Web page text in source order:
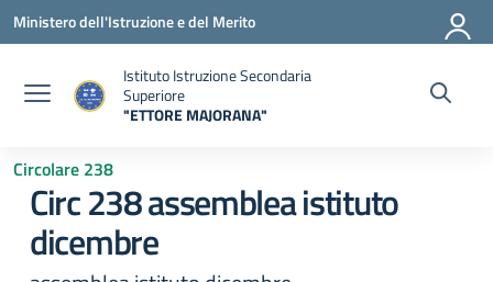
Vai ai contenuti
Vai al menu di navigazione
Vai al footer
Ministero dell'Istruzione e del Merito
Istituto Istruzione Secondaria
Superiore
"ETTORE MAJORANA"
Circolare 238
Circ 238 assemblea istituto
dicembre